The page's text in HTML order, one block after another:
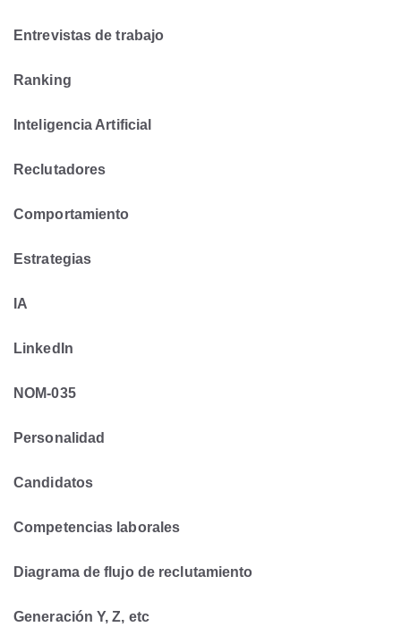
Entrevistas de trabajo
Ranking
Inteligencia Artificial
Reclutadores
Comportamiento
Estrategias
IA
LinkedIn
NOM-035
Personalidad
Candidatos
Competencias laborales
Diagrama de flujo de reclutamiento
Generación Y, Z, etc